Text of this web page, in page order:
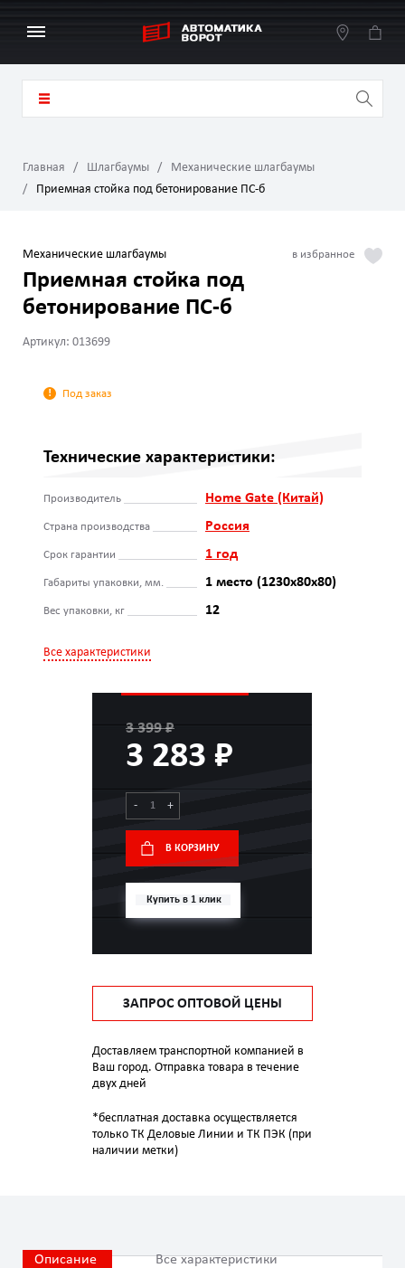
Главная Шлагбаумы
Механические шлагбаумы
Приемная стойка под бетонирование ПС-б
Механические шлагбаумы
Приемная стойка под
бетонирование ПС-б
Артикул: 013699
Под заказ
Технические характеристики:
Производитель Home Gate (Китай)
Страна производства Россия
Срок гарантии 1 год
Габариты упаковки, мм. 1 место (1230х80х80)
Вес упаковки, кг 12
Все характеристики
3 399 ₽
3 283 ₽
- +
В КОРЗИНУ
Купить в 1 клик
ЗАПРОС ОПТОВОЙ ЦЕНЫ
Доставляем транспортной компанией в
Ваш город. Отправка товара в течение
двух дней
*бесплатная доставка осуществляется
только ТК Деловые Линии и ТК ПЭК (при
наличии метки)
Описание Все характеристики